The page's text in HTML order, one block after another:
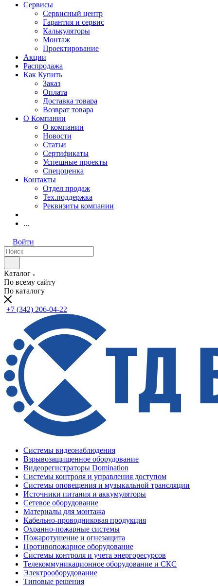
Сервисы
Сервисный центр
Гарантия и сервис
Калькуляторы
Монтаж
Проектирование
Акции
Распродажа
Как Купить
Заказ
Оплата
Доставка товара
Возврат товара
О Компании
О компании
Новости
Статьи
Сертификаты
Успешные проекты
Спецоценка
Контакты
Отдел продаж
Тех.поддержка
Реквизиты компании
...
Войти
Каталог
По всему сайту
По каталогу
+7 (342) 206-04-22
Системы видеонаблюдения
Взрывозащищенное оборудование
Видеорегистраторы Domination
Системы контроля и управления доступом
Системы оповещения и музыкальной трансляции
Источники питания и аккумуляторы
Сетевое оборудование
Материалы для монтажа
Кабельно-проводниковая продукция
Охранно-пожарные системы
Пожаротушение и огнезащита
Противопожарное оборудование
Системы контроля и учета энергоресурсов
Телекоммуникационное оборудование и СКС
Электрооборудование
Типовые решения